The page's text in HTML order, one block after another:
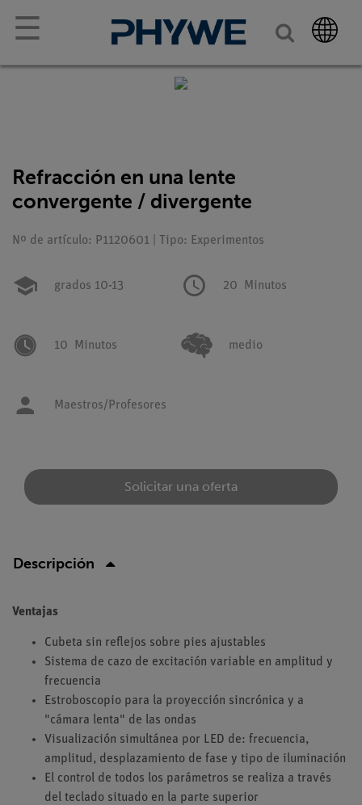
☰
Refracción en una lente
convergente / divergente
Nº de artículo: P1120601 | Tipo: Experimentos
grados 10-13 20 Minutos
10 Minutos medio
Maestros/Profesores
Solicitar una oferta
Descripción
Ventajas
Cubeta sin reflejos sobre pies ajustables
Sistema de cazo de excitación variable en amplitud y
frecuencia
Estroboscopio para la proyección sincrónica y a
"cámara lenta" de las ondas
Visualización simultánea por LED de: frecuencia,
amplitud, desplazamiento de fase y tipo de iluminación
El control de todos los parámetros se realiza a través
del teclado situado en la parte superior